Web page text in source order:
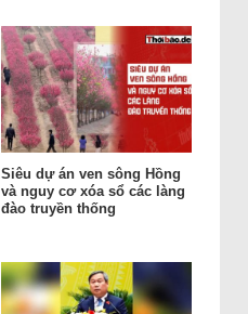
Siêu dự án ven sông Hồng
và nguy cơ xóa sổ các làng
đào truyền thống